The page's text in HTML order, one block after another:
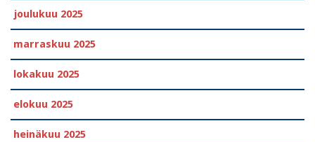
joulukuu 2025
marraskuu 2025
lokakuu 2025
elokuu 2025
heinäkuu 2025